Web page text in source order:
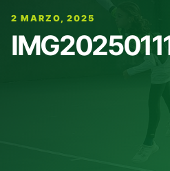
2 MARZO, 2025